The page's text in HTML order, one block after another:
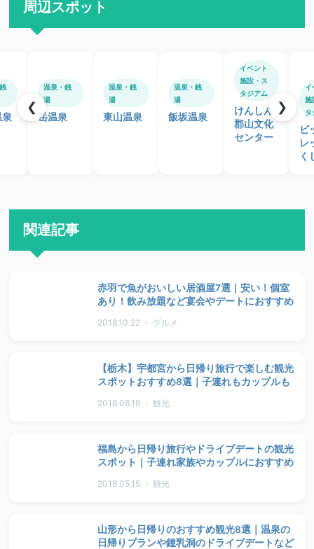
周辺スポット
温泉・銭
湯
岳温泉
温泉・銭
湯
東山温泉
温泉・銭
湯
飯坂温泉
イベント
施設・ス
タジアム
けんしん
郡山文化
センター
イ
施
タ
ビ
レ
く
❮ ❯
関連記事
赤羽で魚がおいしい居酒屋7選｜安い！個室
あり！飲み放題など宴会やデートにおすすめ
2018.10.22 ・ グルメ
【栃木】宇都宮から日帰り旅行で楽しむ観光
スポットおすすめ8選｜子連れもカップルも
2018.08.18 ・ 観光
福島から日帰り旅行やドライブデートの観光
スポット｜子連れ家族やカップルにおすすめ
2018.05.15 ・ 観光
山形から日帰りのおすすめ観光8選｜温泉の
日帰りプランや鍾乳洞のドライブデートなど